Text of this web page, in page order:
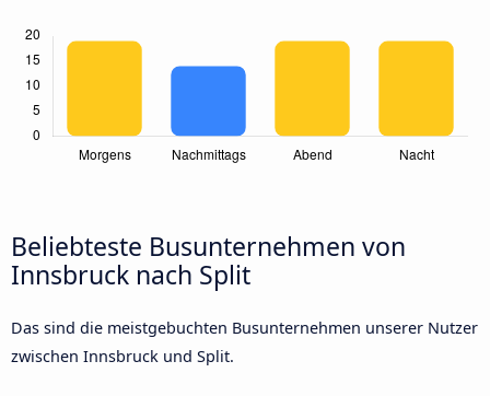
Beliebteste Busunternehmen von
Innsbruck nach Split
Das sind die meistgebuchten Busunternehmen unserer Nutzer
zwischen Innsbruck und Split.